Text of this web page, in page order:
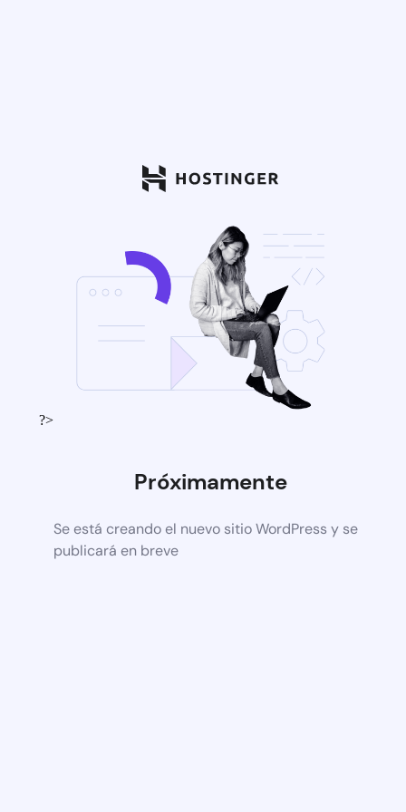
?>
Próximamente
Se está creando el nuevo sitio WordPress y se
publicará en breve